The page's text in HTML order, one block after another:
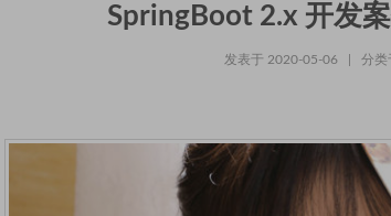
SpringBoot 2.x 开发
发表于 2020-05-06 分类